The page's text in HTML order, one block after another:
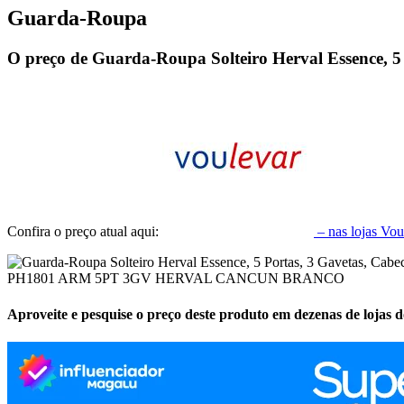
Guarda-Roupa
O preço de Guarda-Roupa Solteiro Herval Essence,
Confira o preço atual aqui: – nas lojas
PH1801 ARM 5PT 3GV HERVAL CANCUN BRANCO
Aproveite e pesquise o preço deste produto em dezenas de lojas